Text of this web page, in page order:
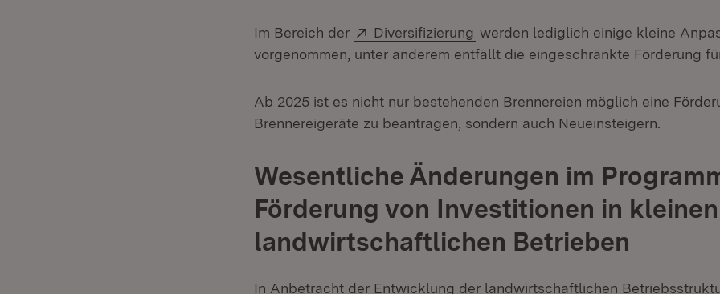
Im Bereich der Extern:
Diversifizierung (Öffnet in neuem Fenster)
werden lediglich einige kleine
vorgenommen, unter anderem entfällt die eingeschränkte Förderung
Ab 2025 ist es nicht nur bestehenden Brennereien möglich eine
Brennereigeräte zu beantragen, sondern auch Neueinsteigern.
Wesentliche Änderungen im
Förderung von Investitionen in kleinen
landwirtschaftlichen Betrieben
In Anbetracht der Entwicklung der landwirtschaftlichen